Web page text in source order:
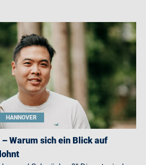
HANNOVER
Warum sich ein Blick auf